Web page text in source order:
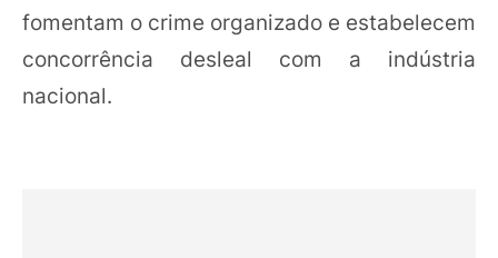
fomentam o crime organizado e estabelecem
concorrência desleal com a indústria
nacional.